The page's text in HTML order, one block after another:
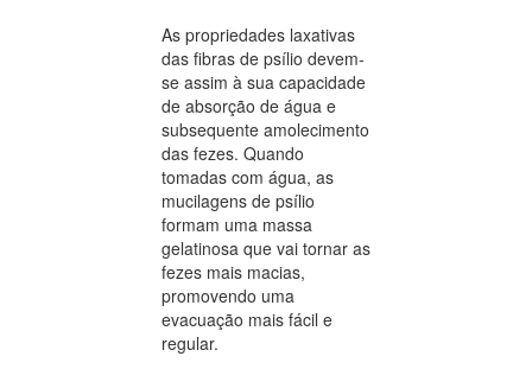
As propriedades laxativas
das fibras de psílio devem-
se assim à sua capacidade
de absorção de água e
subsequente amolecimento
das fezes. Quando
tomadas com água, as
mucilagens de psílio
formam uma massa
gelatinosa que vai tornar as
fezes mais macias,
promovendo uma
evacuação mais fácil e
regular.